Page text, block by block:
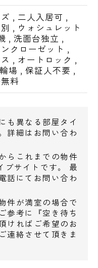
, 二人入居可 ,
, ウォシュレット
, 洗面台独立 ,
クローゼット ,
, オートロック ,
場 , 保証人不要 ,
料
も異なる部屋タイ
詳細はお問い合わ
らこれまでの物件
ブサイトです。 最
話にてお問い合わ
件が満室の場合で
参考に『空き待ち
ければご希望のお
連絡させて頂きま